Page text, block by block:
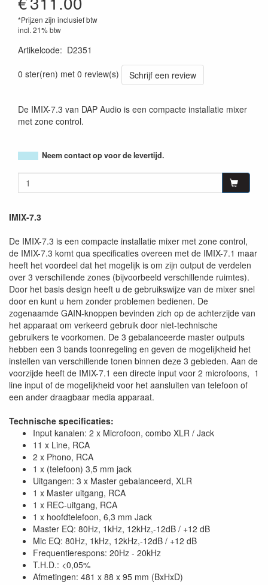
*Prijzen zijn inclusief btw
incl. 21% btw
Artikelcode: D2351
0 ster(ren) met 0 review(s)
Schrijf een review
De IMIX-7.3 van DAP Audio is een compacte installatie mixer
met zone control.
Neem contact op voor de levertijd.
IMIX-7.3
De IMIX-7.3 is een compacte installatie mixer met zone control,
de IMIX-7.3 komt qua specificaties overeen met de IMIX-7.1 maar
heeft het voordeel dat het mogelijk is om zijn output de verdelen
over 3 verschillende zones (bijvoorbeeld verschillende ruimtes).
Door het basis design heeft u de gebruikswijze van de mixer snel
door en kunt u hem zonder problemen bedienen. De
zogenaamde GAIN-knoppen bevinden zich op de achterzijde van
het apparaat om verkeerd gebruik door niet-technische
gebruikers te voorkomen. De 3 gebalanceerde master outputs
hebben een 3 bands toonregeling en geven de mogelijkheid het
instellen van verschillende tonen binnen deze 3 gebieden. Aan de
voorzijde heeft de IMIX-7.1 een directe input voor 2 microfoons, 1
line input of de mogelijkheid voor het aansluiten van telefoon of
een ander draagbaar media apparaat.
Technische specificaties:
Input kanalen: 2 x Microfoon, combo XLR / Jack
11 x Line, RCA
2 x Phono, RCA
1 x (telefoon) 3,5 mm jack
Uitgangen: 3 x Master gebalanceerd, XLR
1 x Master uitgang, RCA
1 x REC-uitgang, RCA
1 x hoofdtelefoon, 6,3 mm Jack
Master EQ: 80Hz, 1kHz, 12kHz,-12dB / +12 dB
Mic EQ: 80Hz, 1kHz, 12kHz,-12dB / +12 dB
Frequentierespons: 20Hz - 20kHz
T.H.D.: <0,05%
Afmetingen: 481 x 88 x 95 mm (BxHxD)